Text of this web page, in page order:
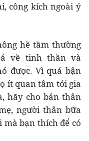
công kích ngoài ý
hề tầm thường
về tinh thần và
được. Vì quá bận
ít quan tâm tới gia
hãy cho bản thân
người thân bữa
mà bạn thích để có